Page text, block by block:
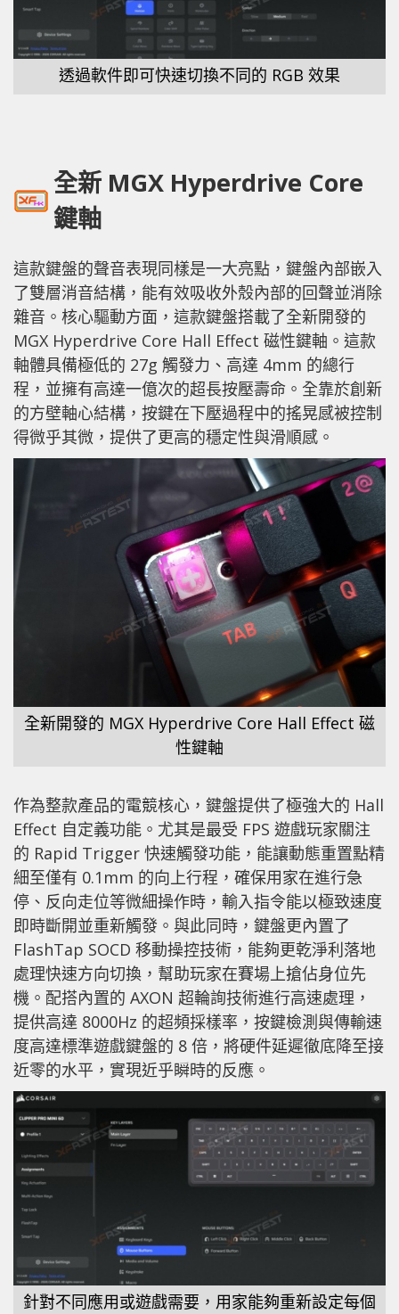
透過軟件即可快速切換不同的 RGB 效果
全新 MGX Hyperdrive Core
鍵軸
這款鍵盤的聲音表現同樣是一大亮點，鍵盤內部嵌入
了雙層消音結構，能有效吸收外殼內部的回聲並消除
雜音。核心驅動方面，這款鍵盤搭載了全新開發的
MGX Hyperdrive Core Hall Effect 磁性鍵軸。這款
軸體具備極低的 27g 觸發力、高達 4mm 的總行
程，並擁有高達一億次的超長按壓壽命。全靠於創新
的方壁軸心結構，按鍵在下壓過程中的搖晃感被控制
得微乎其微，提供了更高的穩定性與滑順感。
全新開發的 MGX Hyperdrive Core Hall Effect 磁
性鍵軸
作為整款產品的電競核心，鍵盤提供了極強大的 Hall
Effect 自定義功能。尤其是最受 FPS 遊戲玩家關注
的 Rapid Trigger 快速觸發功能，能讓動態重置點精
細至僅有 0.1mm 的向上行程，確保用家在進行急
停、反向走位等微細操作時，輸入指令能以極致速度
即時斷開並重新觸發。與此同時，鍵盤更內置了
FlashTap SOCD 移動操控技術，能夠更乾淨利落地
處理快速方向切換，幫助玩家在賽場上搶佔身位先
機。配搭內置的 AXON 超輪詢技術進行高速處理，
提供高達 8000Hz 的超頻採樣率，按鍵檢測與傳輸速
度高達標準遊戲鍵盤的 8 倍，將硬件延遲徹底降至接
近零的水平，實現近乎瞬時的反應。
針對不同應用或遊戲需要，用家能夠重新設定每個